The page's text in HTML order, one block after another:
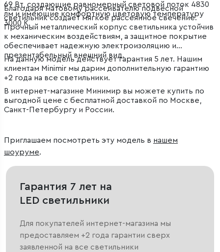
69 Вт, создающие равномерный световой поток 4830
лм и имеющие комфортную цветовую температуру
3000 К.
Благодаря матовому рассеивателю подвесной
светильник создает мягкое рассеянное свечение.
Прочный металлический корпус светильника устойчив
к механическим воздействиям, а защитное покрытие
обеспечивает надежную электроизоляцию и
презентабельный внешний вид.
На данную модель действует гарантия 5 лет. Нашим
клиентам Minimir мы дарим дополнительную гарантию
+2 года на все светильники.
В интернет-магазине Минимир вы можете купить по
выгодной цене с бесплатной доставкой по Москве,
Санкт-Петербургу и России.
Приглашаем посмотреть эту модель в нашем
шоуруме.
Гарантия 7 лет на
LED светильники
Для покупателей интернет-магазина мы
предоставляем +2 года гарантии сверх
заявленной на все светильники